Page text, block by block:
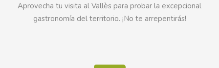
Aprovecha tu visita al Vallès para probar la excepcional
gastronomía del territorio. ¡No te arrepentirás!